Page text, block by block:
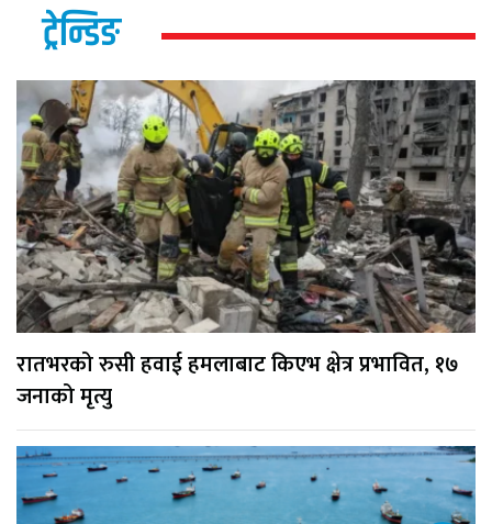
ट्रेन्डिङ
रातभरको रुसी हवाई हमलाबाट किएभ क्षेत्र प्रभावित, १७
जनाको मृत्यु